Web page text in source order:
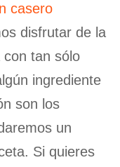
casero
disfrutar de la
con tan sólo
ingrediente
son los
un
Si quieres